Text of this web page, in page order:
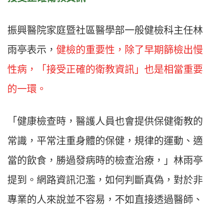
振興醫院家庭暨社區醫學部一般健檢科主任林
雨亭表示， 健檢的重要性，除了早期篩檢出慢
性病，「接受正確的衛教資訊」也是相當重要
的一環。
「健康檢查時，醫護人員也會提供保健衛教的
常識，平常注重身體的保健，規律的運動、適
當的飲食，勝過發病時的檢查治療，」林雨亭
提到。網路資訊氾濫，如何判斷真偽，對於非
專業的人來說並不容易，不如直接透過醫師、